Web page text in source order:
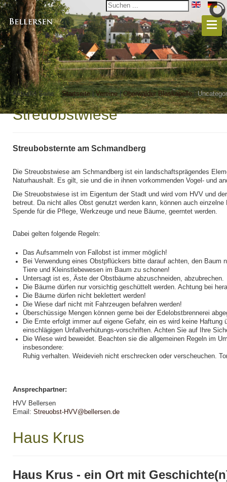
Aktuelle Seite: Startseite Vereine | Oberwälder Blaskapelle |
Streuobstwiese
Streubobsternte am Schmandberg
Die Streuobstwiese am Schmandberg ist ein landschaftsprägendes
Naturhaushalt. Es gilt, sie und die in ihnen vorkommenden Vogel- und
Die Streuobstwiese ist im Eigentum der Stadt und wird vom HVV und
betreut. Da nicht alles Obst genutzt werden kann, können auch
Spende für die Pflege, Werkzeuge und neue Bäume, geerntet werden.
Dabei gelten folgende Regeln:
Das Aufsammeln von Fallobst ist immer möglich!
Bei Verwendung eines Obstpflückers bitte darauf achten, den Baum
Tiere und Kleinstlebewesen im Baum zu schonen!
Untersagt ist es, Äste der Obstbäume abzuschneiden, abzubrechen.
Die Bäume dürfen nur vorsichtig geschüttelt werden. Achtung bei
Die Bäume dürfen nicht beklettert werden!
Die Wiese darf nicht mit Fahrzeugen befahren werden!
Überschüssige Mengen können gerne bei der Edelobstbrennerei
Die Ernte erfolgt immer auf eigene Gefahr, ein es wird keine Haftung
einschlägigen Unfallverhütungs-vorschriften. Achten Sie auf Ihre
Die Wiese wird beweidet. Beachten sie die allgemeinen Regeln im
insbesondere:
Ruhig verhalten. Weidevieh nicht erschrecken oder verscheuchen.
Ansprechpartner:
HVV Bellersen
Email: Streuobst-HVV@bellersen.de
Haus Krus
Haus Krus - ein Ort mit